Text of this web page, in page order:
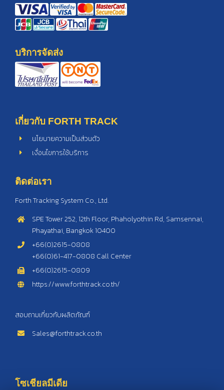
บริการจัดส่ง
เกี่ยวกับ FORTH TRACK
นโยบายความเป็นส่วนตัว
เงื่อนไขการใช้บริการ
ติดต่อเรา
Forth Tracking System Co., Ltd.
SPE Tower 252, 12th Floor, Phaholyothin Rd, Samsennai,
Phayathai, Bangkok 10400
+66(0)2615-0808
+66(0)61-417-0808 Call Center
+66(0)2615-0809
https://www.forthtrack.co.th/
สอบถามเกี่ยวกับผลิตภัณฑ์
Sales@forthtrack.co.th
โซเชียลมีเดีย